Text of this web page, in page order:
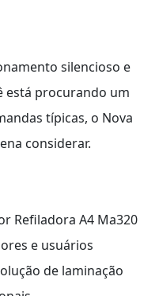
silencioso e
está procurando um
típicas, o Nova
considerar.
Refiladora A4 Ma320
e usuários
de laminação